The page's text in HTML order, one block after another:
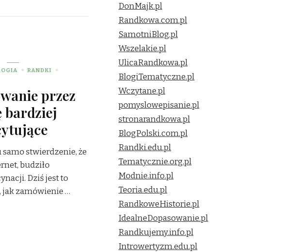
RANDKI
przez
bardziej
stwierdzenie, że
budziło
Dziś jest to
jak zamówienie …
DonMajk.pl
Randkowa.com.pl
SamotniBlog.pl
Wszelakie.pl
UlicaRandkowa.pl
BlogiTematyczne.pl
Wczytane.pl
pomyslowepisanie.pl
stronarandkowa.pl
BlogPolski.com.pl
Randki.edu.pl
Tematycznie.org.pl
Modnie.info.pl
Teoria.edu.pl
RandkoweHistorie.pl
IdealneDopasowanie.pl
Randkujemy.info.pl
Introwertyzm.edu.pl